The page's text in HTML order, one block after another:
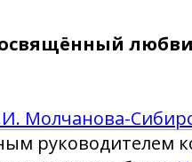
Молчанова-
руководителем